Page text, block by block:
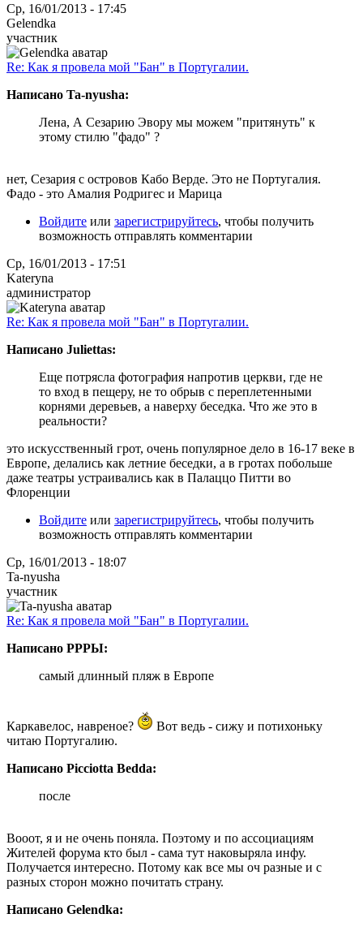
Ср, 16/01/2013 - 17:45
Gelendka
участник
Re: Как я провела мой "Бан" в Португалии.
Написано Ta-nyusha:
Лена, А Сезарию Эвору мы можем "притянуть" к
этому стилю "фадо" ?
нет, Сезария с островов Кабо Верде. Это не Португалия.
Фадо - это Амалия Родригес и Марица
Войдите или зарегистрируйтесь, чтобы получить
возможность отправлять комментарии
Ср, 16/01/2013 - 17:51
Kateryna
администратор
Re: Как я провела мой "Бан" в Португалии.
Написано Juliettas:
Еще потрясла фотография напротив церкви, где не
то вход в пещеру, не то обрыв с переплетенными
корнями деревьев, а наверху беседка. Что же это в
реальности?
это искусственный грот, очень популярное дело в 16-17 веке в
Европе, делались как летние беседки, а в гротах побольше
даже театры устраивались как в Палаццо Питти во
Флоренции
Войдите или зарегистрируйтесь, чтобы получить
возможность отправлять комментарии
Ср, 16/01/2013 - 18:07
Ta-nyusha
участник
Re: Как я провела мой "Бан" в Португалии.
Написано РРРЫ:
самый длинный пляж в Европе
Каркавелос, навреное?
Вот ведь - сижу и потихоньку
читаю Португалию.
Написано Picciotta Bedda:
после
Вооот, я и не очень поняла. Поэтому и по ассоциациям
Жителей форума кто был - сама тут наковыряла инфу.
Получается интересно. Потому как все мы оч разные и с
разных сторон можно почитать страну.
Написано Gelendka: